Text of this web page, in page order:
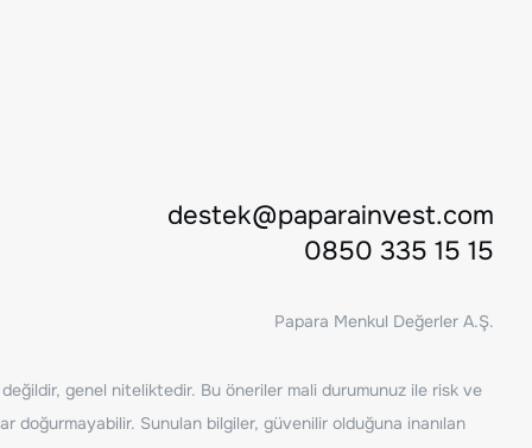
destek@paparainvest.com
0850 335 15 15
Papara Menkul Değerler A.Ş.
değildir, genel niteliktedir. Bu öneriler mali durumunuz ile risk ve
doğurmayabilir. Sunulan bilgiler, güvenilir olduğuna inanılan